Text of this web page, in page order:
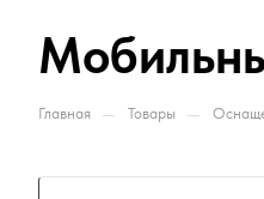
Главная — Товары —